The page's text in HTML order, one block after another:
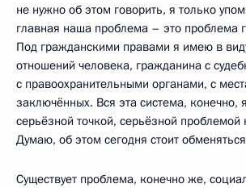
не нужно об этом говорить, я только
главная наша проблема – это проблема
Под гражданскими правами я имею в
отношений человека, гражданина с
с правоохранительными органами, с
заключённых. Вся эта система, конечно,
серьёзной точкой, серьёзной
Думаю, об этом сегодня стоит
Существует проблема, конечно же,